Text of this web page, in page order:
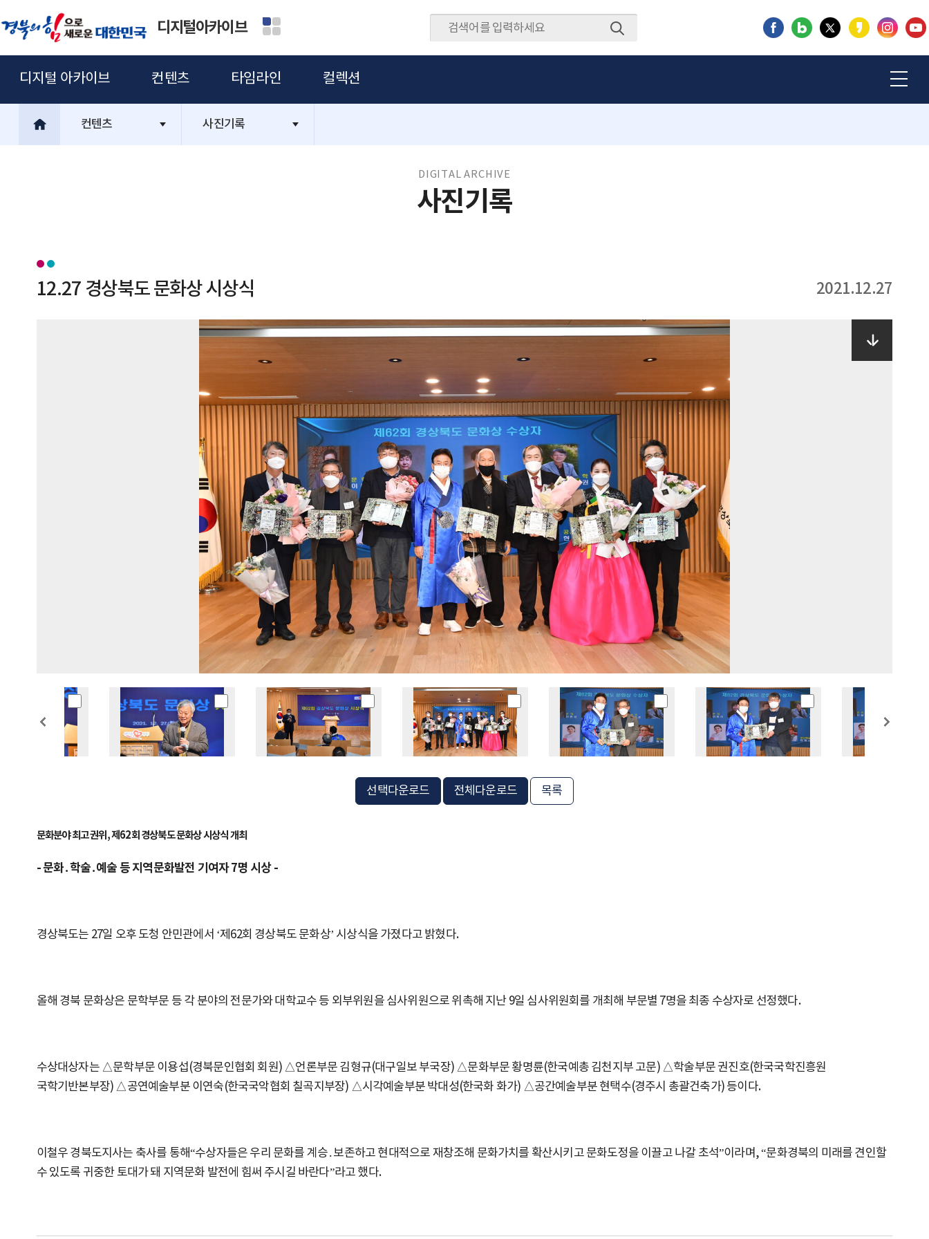
디지털아카이브
디지털 아카이브 컨텐츠 타임라인 컬렉션
컨텐츠 사진기록
DIGITAL ARCHIVE
사진기록
12.27 경상북도 문화상 시상식 2021.12.27
선택다운로드 전체다운로드 목록
문화분야 최고 권위, 제62회 경상북도 문화상 시상식 개최
- 문화․학술․예술 등 지역문화발전 기여자 7명 시상 -
경상북도는 27일 오후 도청 안민관에서 ‘제62회 경상북도 문화상’ 시상식을 가졌다고 밝혔다.
올해 경북 문화상은 문학부문 등 각 분야의 전문가와 대학교수 등 외부위원을 심사위원으로 위촉해 지난 9일 심사위원회를 개최해 부문별 7명을 최종 수상자로 선정했다.
수상대상자는 △문학부문 이용섭(경북문인협회 회원) △언론부문 김형규(대구일보 부국장) △문화부문 황명륜(한국예총 김천지부 고문) △학술부문 권진호(한국국학진흥원
국학기반본부장) △공연예술부분 이연숙(한국국악협회 칠곡지부장) △시각예술부분 박대성(한국화 화가) △공간예술부분 현택수(경주시 총괄건축가) 등이다.
이철우 경북도지사는 축사를 통해“수상자들은 우리 문화를 계승․보존하고 현대적으로 재창조해 문화가치를 확산시키고 문화도정을 이끌고 나갈 초석”이라며, “문화경북의 미래를 견인할
수 있도록 귀중한 토대가 돼 지역문화 발전에 힘써 주시길 바란다”라고 했다.